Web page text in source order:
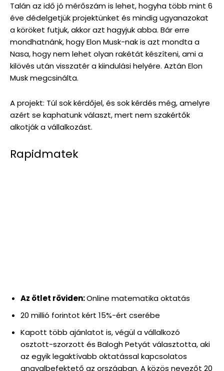
Talán az idő jó mérőszám is lehet, hogyha több mint 6
éve dédelgetjük projektünket és mindig ugyanazokat
a köröket futjuk, akkor azt hagyjuk abba. Bár erre
mondhatnánk, hogy Elon Musk-nak is azt mondta a
Nasa, hogy nem lehet olyan rakétát készíteni, ami a
kilövés után visszatér a kiindulási helyére. Aztán Elon
Musk megcsinálta.
A projekt: Túl sok kérdőjel, és sok kérdés még, amelyre
azért se kaphatunk választ, mert nem szakértők
alkotják a vállalkozást.
Rapidmatek
Az ötlet röviden:Online matematika oktatás
20 millió forintot kért 15%-ért cserébe
Kapott több ajánlatot is, végül a vállalkozó
osztott-szorzott és Balogh Petyát választotta, aki
az egyik legaktívabb oktatással kapcsolatos
angyalbefektető az országban. A közös nevezőt 20